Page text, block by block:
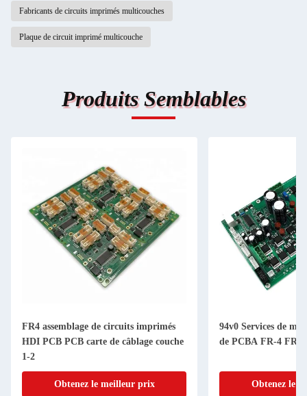
Fabricants de circuits imprimés multicouches
Plaque de circuit imprimé multicouche
Produits Semblables
FR4 assemblage de circuits imprimés
HDI PCB PCB carte de câblage couche
1-2
Obtenez le meilleur prix
94v0 Services de
de PCBA FR-4
Obtenez le